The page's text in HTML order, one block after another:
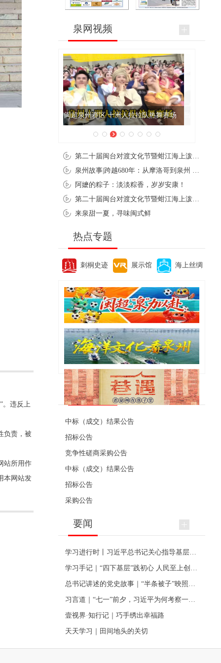
。违反上
负责，被
站所用作
本网站发
泉网视频
阿嬷的粽子：淡淡粽香，岁岁安康！
来泉甜一夏，寻味闽式鲜
热点专题
刺桐史迹 展示馆 海上丝绸
便民资讯
中标（成交）结果公告
招标公告
竞争性磋商采购公告
中标（成交）结果公告
招标公告
采购公告
要闻
壹视界·知行记｜巧手绣出幸福路
天天学习｜田间地头的关切